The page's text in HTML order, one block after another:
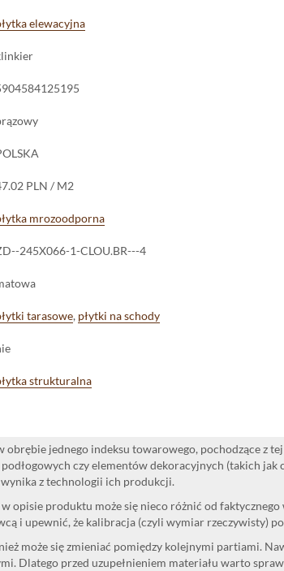
elewacyjna
PLN / M2
mrozoodporna
245X066-1-CLOU.BR---4
tarasowe, płytki na schody
strukturalna
obrębie jednego indeksu towarowego, pochodzące z
czy elementów dekoracyjnych (takich
z technologii ich produkcji.
opisie produktu może się nieco różnić od
i upewnić, że kalibracja (czyli wymiar rzeczywisty)
może się zmieniać pomiędzy kolejnymi partiami.
Dlatego przed uzupełnieniem materiału warto